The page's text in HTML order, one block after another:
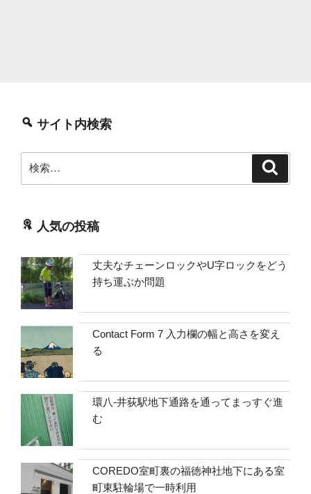
サイト内検索
索:
人気の投稿
丈夫なチェーンロックやU字ロックをどう
持ち運ぶか問題
Contact Form 7 入力欄の幅と高さを変え
る
環八-井荻駅地下通路を通ってまっすぐ進
む
COREDO室町裏の福徳神社地下にある室
町東駐輪場で一時利用